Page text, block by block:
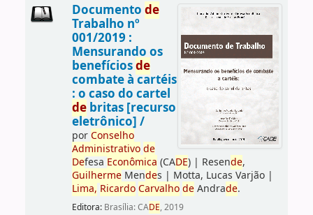
Documento de
Trabalho nº
001/2019 :
Mensurando os
benefíciosde
combate à cartéis
: o caso do cartel
debritas [recurso
eletrônico] /
porConselho
Administrativo de
Defesa Econômica (CADE)| Resende,
GuilhermeMendes | Motta, Lucas Varjão|
Lima, Ricardo Carvalho deAndrade.
Editora: Brasília: CADE, 2019